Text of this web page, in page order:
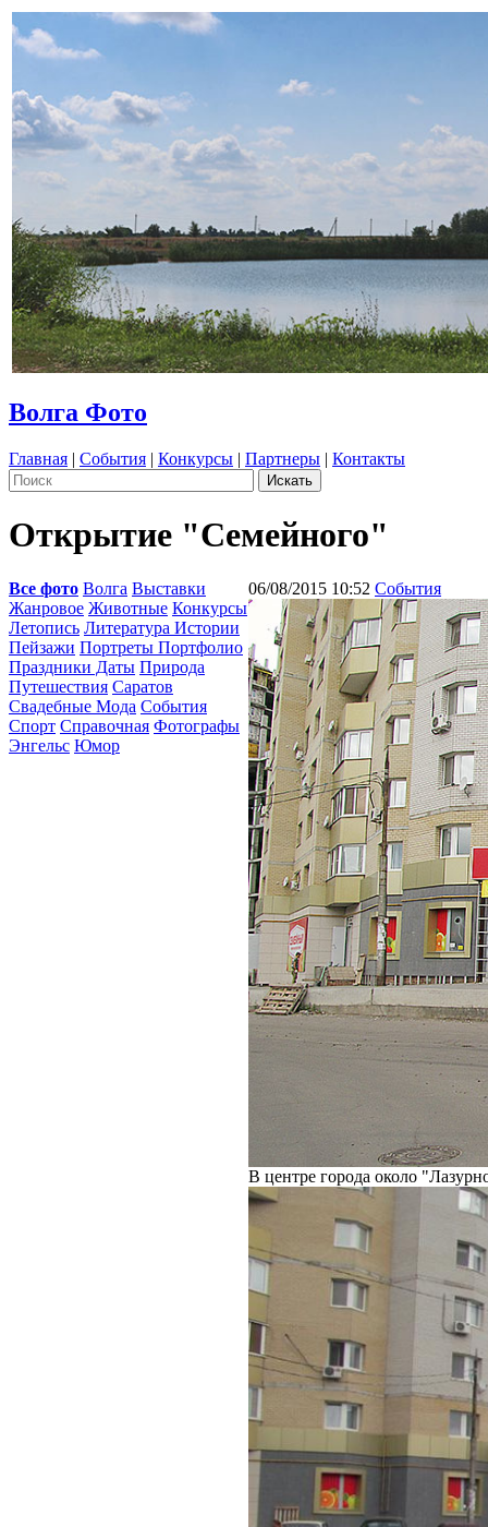
Волга Фото
Главная | События | Конкурсы | Партнеры | Контакты
Открытие "Семейного"
Все фото Волга Выставки
Жанровое Животные Конкурсы
Летопись Литература Истории
Пейзажи Портреты Портфолио
Праздники Даты Природа
Путешествия Саратов
Свадебные Мода События
Спорт Справочная Фотографы
Энгельс Юмор
06/08/2015 10:52 События
В центре города около